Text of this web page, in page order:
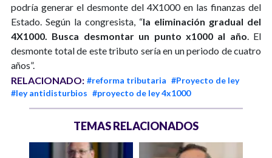
podría generar el desmonte del 4X1000 en las finanzas del
Estado. Según la congresista, “la eliminación gradual del
4X1000. Busca desmontar un punto x1000 al año. El
desmonte total de este tributo sería en un periodo de cuatro
años”.
RELACIONADO: #reforma tributaria #Proyecto de ley
#ley antidisturbios #proyecto de ley 4x1000
TEMAS RELACIONADOS